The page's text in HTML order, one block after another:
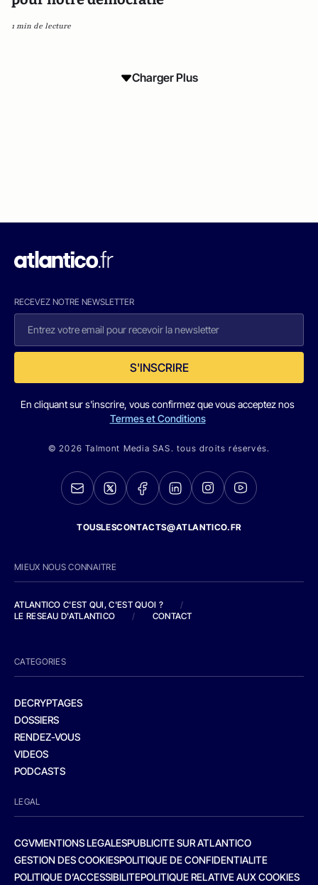
1 min de lecture
Charger Plus
RECEVEZ NOTRE NEWSLETTER
S'INSCRIRE
En cliquant sur s'inscrire, vous confirmez que vous acceptez nos
Termes et Conditions
© 2026 Talmont Media SAS. tous droits réservés.
TOUSLESCONTACTS@ATLANTICO.FR
MIEUX NOUS CONNAITRE
ATLANTICO C'EST QUI, C'EST QUOI ?
/
LE RESEAU D'ATLANTICO
/ CONTACT
CATEGORIES
DECRYPTAGES
DOSSIERS
RENDEZ-VOUS
VIDEOS
PODCASTS
LEGAL
CGVMENTIONS LEGALESPUBLICITE SUR ATLANTICO
GESTION DES COOKIESPOLITIQUE DE CONFIDENTIALITE
POLITIQUE D’ACCESSIBILITEPOLITIQUE RELATIVE AUX COOKIES